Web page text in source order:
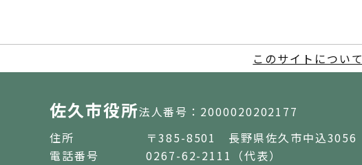
このサイトについて
佐久市役所法人番号：2000020202177
住所
〒385-8501 長野県佐久市中込3056
電話番号
0267-62-2111（代表）